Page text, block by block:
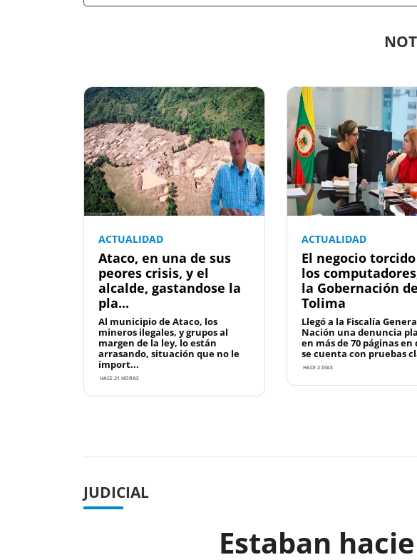
ACTUALIDAD
Ataco, en una de sus
peores crisis, y el
alcalde, gastandose la
pla...
Al municipio de Ataco, los
mineros ilegales, y grupos al
margen de la ley, lo están
arrasando, situación que no le
import...
HACE 21 HORAS
ACTUALIDAD
El negocio
los
la Gobernación
Tolima
Llegó a la Fiscalía
Nación una denuncia
en más de 70 páginas en
se cuenta con pruebas
HACE 2 DÍAS
JUDICIAL
Estaban